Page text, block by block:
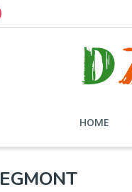
HOME
EGMONT